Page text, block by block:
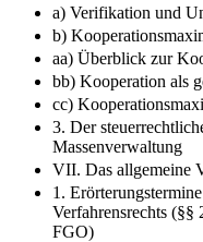
a) Verifikation und
b)
aa) Überblick zur
bb) Kooperation als
cc)
3. Der
Massenverwaltung
VII. Das allgemeine
1.
Verfahrensrechts
FGO)